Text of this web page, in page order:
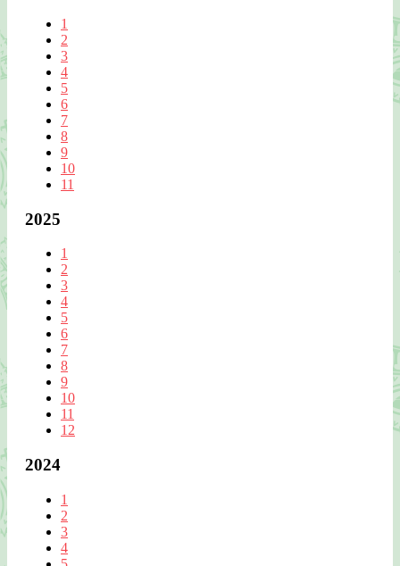
1
2
3
4
5
6
7
8
9
10
11
2025
1
2
3
4
5
6
7
8
9
10
11
12
2024
1
2
3
4